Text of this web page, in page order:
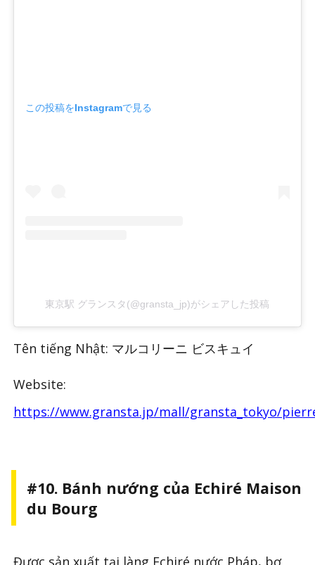
この投稿をInstagramで見る
東京駅 グランスタ(@gransta_jp)がシェアした投稿
Tên tiếng Nhật: マルコリーニ ビスキュイ
Website:
https://www.gransta.jp/mall/gransta_tokyo/
#10. Bánh nướng của Echiré Maison
du Bourg
Được sản xuất tại làng Echiré nước Pháp, bơ